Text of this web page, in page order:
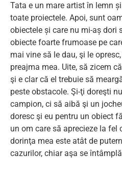
Tata e un mare artist în lemn
toate proiectele. Apoi, sunt
obiectele și care nu mi-aș dori
obiecte foarte frumoase pe
mai vine să le dau, şi le
preajma mea. Uite, să zicem
şi e clar că el trebuie să
peste obstacole. Şi-ţi doreşti
campion, ci să aibă şi un
doresc şi eu pentru un obiect
un om care să aprecieze la fel
dorinţa mea este atât de
cazurilor, chiar aşa se